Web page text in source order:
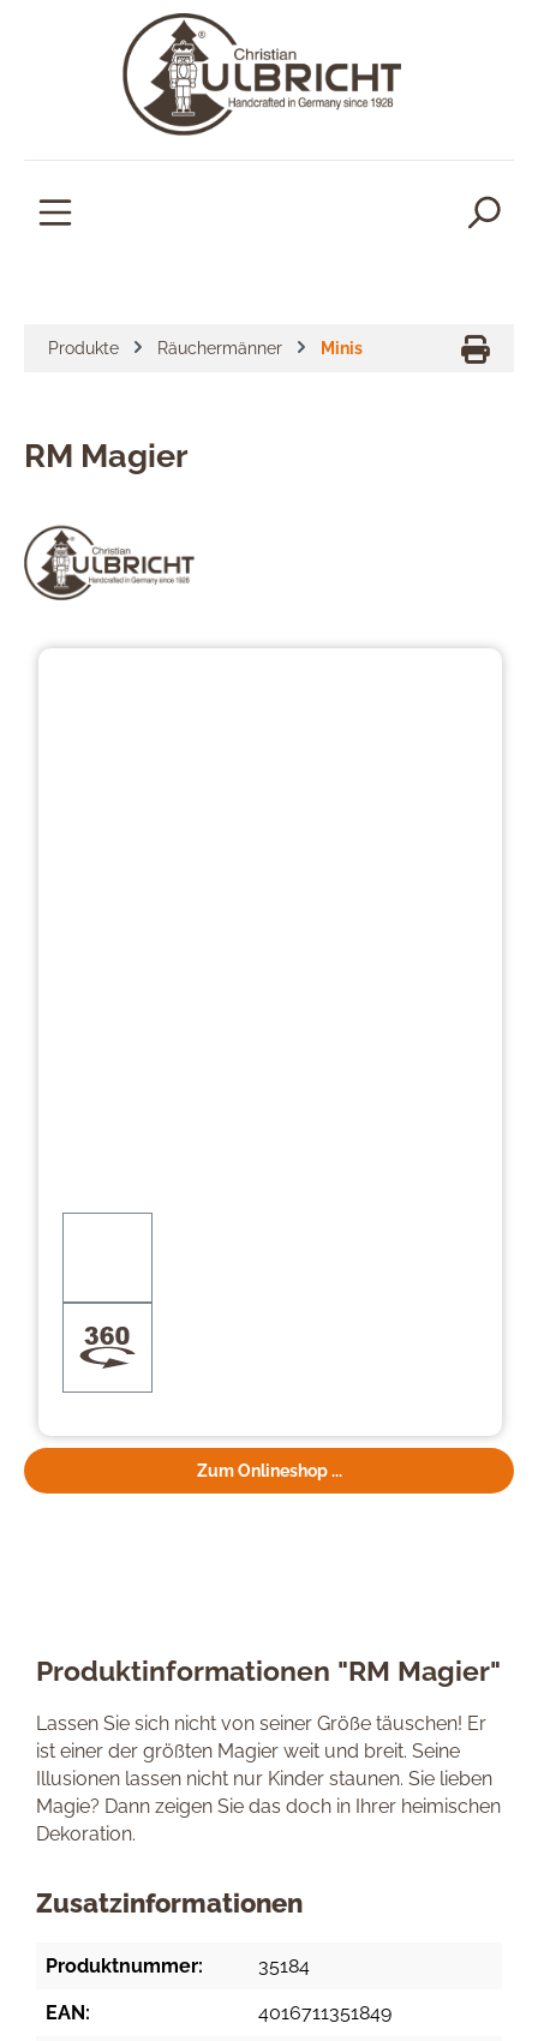
Produkte Räuchermänner Minis
RM Magier
Zum Onlineshop ...
Produktinformationen "RM Magier"
Lassen Sie sich nicht von seiner Größe täuschen! Er
ist einer der größten Magier weit und breit. Seine
Illusionen lassen nicht nur Kinder staunen. Sie lieben
Magie? Dann zeigen Sie das doch in Ihrer heimischen
Dekoration.
Zusatzinformationen
Produktnummer: 35184
EAN: 4016711351849